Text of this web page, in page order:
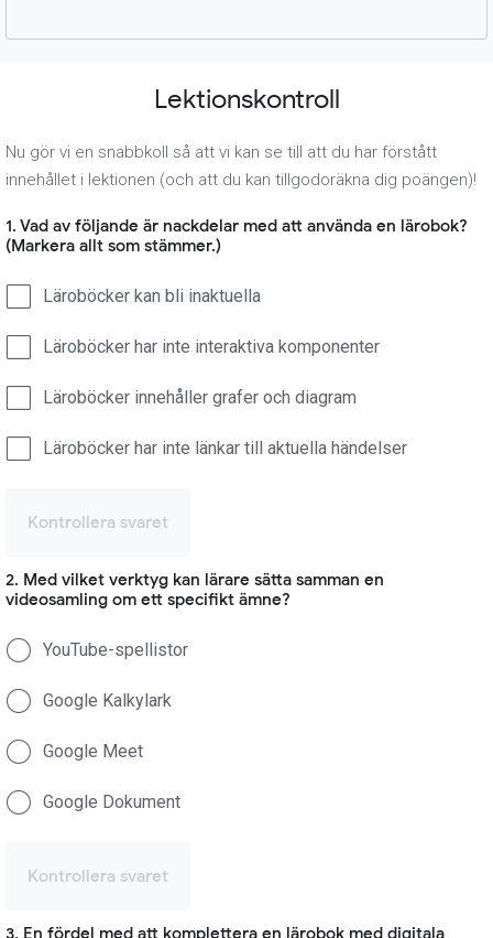
Lektionskontroll
Nu gör vi en snabbkoll så att vi kan se till att du har förstått
innehållet i lektionen (och att du kan tillgodoräkna dig poängen)!
1. Vad av följande är nackdelar med att använda en lärobok?
(Markera allt som stämmer.)
Läroböcker kan bli inaktuella
Läroböcker har inte interaktiva komponenter
Läroböcker innehåller grafer och diagram
Läroböcker har inte länkar till aktuella händelser
Kontrollera svaret
2. Med vilket verktyg kan lärare sätta samman en
videosamling om ett specifikt ämne?
YouTube-spellistor
Google Kalkylark
Google Meet
Google Dokument
Kontrollera svaret
3. En fördel med att komplettera en lärobok med digitala